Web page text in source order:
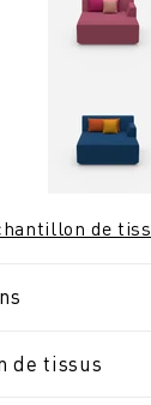
de
de tissus